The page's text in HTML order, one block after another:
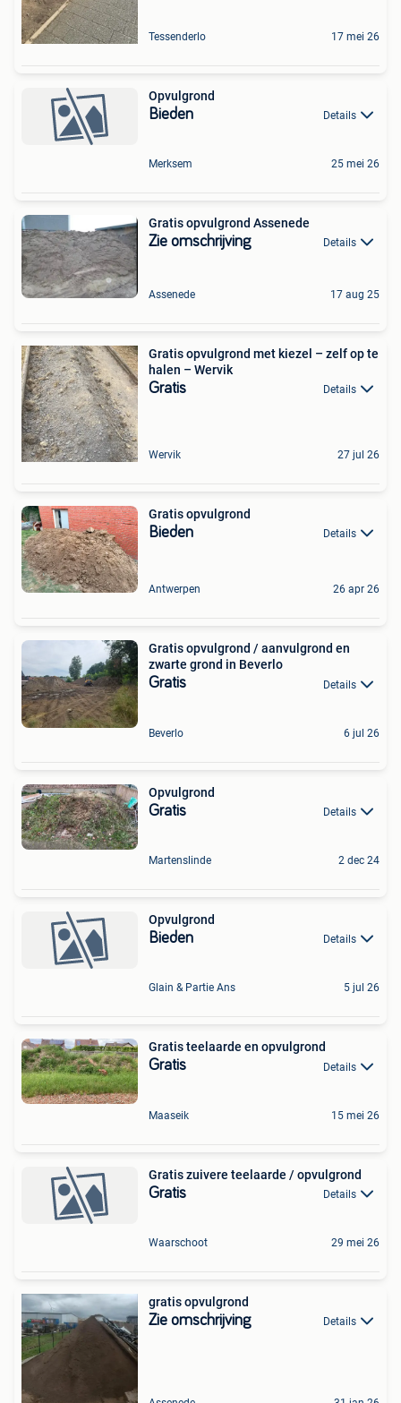
Tessenderlo 17 mei 26
Opvulgrond
Bieden Details
Merksem 25 mei 26
Gratis opvulgrond Assenede
Zie omschrijving Details
Assenede 17 aug 25
Gratis opvulgrond met kiezel – zelf op te
halen – Wervik
Gratis Details
Wervik 27 jul 26
Gratis opvulgrond
Bieden Details
Antwerpen 26 apr 26
Gratis opvulgrond / aanvulgrond en
zwarte grond in Beverlo
Gratis Details
Beverlo 6 jul 26
Opvulgrond
Gratis Details
Martenslinde 2 dec 24
Opvulgrond
Bieden Details
Glain & Partie Ans 5 jul 26
Gratis teelaarde en opvulgrond
Gratis Details
Maaseik 15 mei 26
Gratis zuivere teelaarde / opvulgrond
Gratis Details
Waarschoot 29 mei 26
gratis opvulgrond
Zie omschrijving Details